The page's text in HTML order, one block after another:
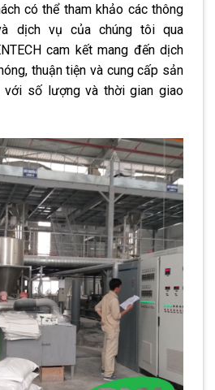
có thể tham khảo các thông
dịch vụ của chúng tôi qua
cam kết mang đến dịch
thuận tiện và cung cấp sản
với số lượng và thời gian giao